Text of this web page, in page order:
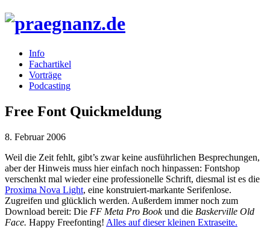
Info
Fachartikel
Vorträge
Podcasting
Free Font Quickmeldung
8. Februar 2006
Weil die Zeit fehlt, gibt’s zwar keine ausführlichen Besprechungen,
aber der Hinweis muss hier einfach noch hinpassen: Fontshop
verschenkt mal wieder eine professionelle Schrift, diesmal ist es die
Proxima Nova Light, eine konstruiert-markante Serifenlose.
Zugreifen und glücklich werden. Außerdem immer noch zum
Download bereit: Die FF Meta Pro Bookund die Baskerville Old
Face. Happy Freefonting! Alles auf dieser kleinen Extraseite.